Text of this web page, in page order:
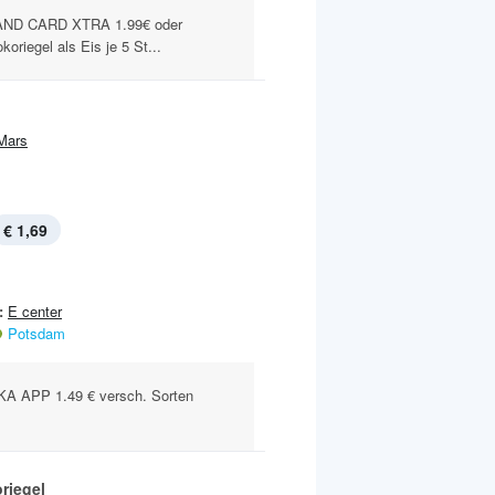
CARD XTRA 1.99€ oder
als Eis je 5 St...
€ 1,69
E center
Potsdam
APP 1.49 € versch. Sorten